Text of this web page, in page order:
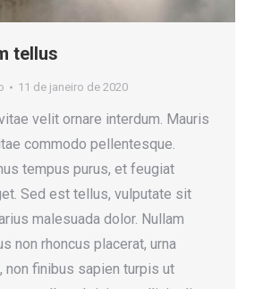
tellus
11 de janeiro de 2020
velit ornare interdum. Mauris
commodo pellentesque.
tempus purus, et feugiat
Sed est tellus, vulputate sit
malesuada dolor. Nullam
non rhoncus placerat, urna
non finibus sapien turpis ut